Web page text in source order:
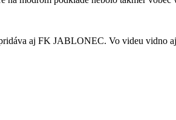
aj FK JABLONEC. Vo videu vidno